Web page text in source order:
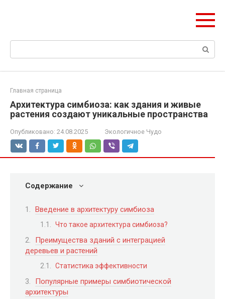
Поиск:
Главная страница
Архитектура симбиоза: как здания и живые
растения создают уникальные пространства
Опубликовано: 24.08.2025 Экологичное Чудо
Содержание
Введение в архитектуру симбиоза
Что такое архитектура симбиоза?
Преимущества зданий с интеграцией
деревьев и растений
Статистика эффективности
Популярные примеры симбиотической
архитектуры